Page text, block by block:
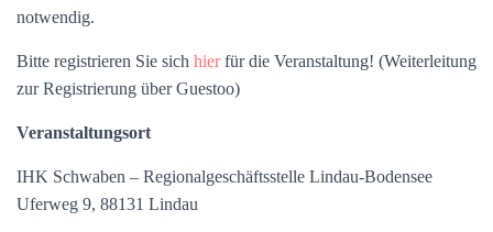
notwendig.
Bitte registrieren Sie sich hierfür die Veranstaltung! (Weiterleitung
zur Registrierung über Guestoo)
Veranstaltungsort
IHK Schwaben – Regionalgeschäftsstelle Lindau-Bodensee
Uferweg 9, 88131 Lindau